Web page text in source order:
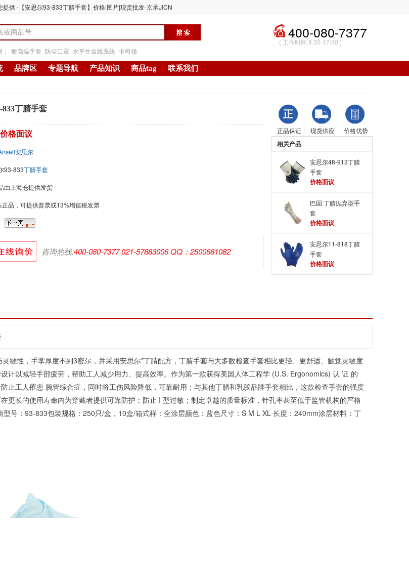
提供 -【安思尔93-833丁腈手套】价格|图片|现货批发-京承JICN
耐高温手套 防尘口罩 水平生命线系统 卡司顿
400-080-7377
( 工作时间 8:30-17:30 )
品牌区 专题导航 产品知识 商品tag 联系我们
833丁腈手套
价格面议
安思尔
93-833丁腈手套
由上海仓提供发货
品，可提供普票或13%增值税发票
咨询热线:400-080-7377 021-57883006 QQ：2500681082
正品保证 现货供应 价格优势
相关产品
安思尔48-913丁腈
手套
价格面议
巴固 丁腈抛弃型手
套
价格面议
安思尔11-818丁腈
手套
价格面议
敏性，手掌厚度不到3密尔，并采用安思尔*丁腈配方， 丁腈手套与大多数检查手套相比更轻、更舒适、触觉灵敏度
计以减轻手部疲劳，帮助工人减少用力、提高效率。作为第一款获得美国人体工程学 (U.S. Ergonomics) 认 证 的
止工人罹患 腕管综合症，同时将工伤风险降低，可靠耐用；与其他丁腈和乳胶品牌手套相比，这款检查手套的强度
更长的使用寿命内为穿戴者提供可靠防护；防止 I 型过敏；制定卓越的质量标准，针孔率甚至低于监管机构的严格
号：93-833包装规格：250只/盒，10盒/箱式样：全涂层颜色：蓝色尺寸：S M L XL 长度：240mm涂层材料：丁